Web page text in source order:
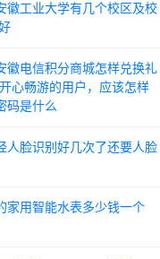
徽工业大学有几个校区及校
徽电信积分商城怎样兑换礼
心畅游的用户，应该怎样
码是什么
人脸识别好几次了还要人脸
家用智能水表多少钱一个